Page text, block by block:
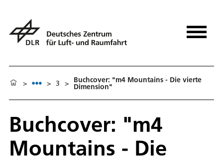
> > 3 > Buchcover: "m4 Mountains - Die vierte
Dimension"
Buchcover: "m4
Mountains - Die